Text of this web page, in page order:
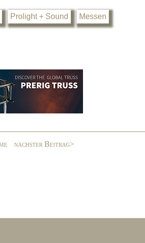
Prolight + Sound Messen
nächster Beitrag>